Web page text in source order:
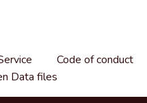
Code of conduct
Data files